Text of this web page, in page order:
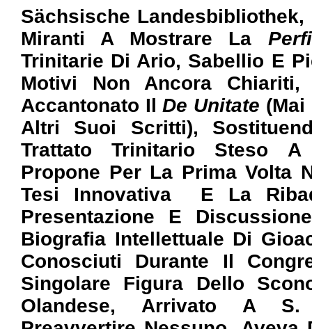
Sächsische Landesbibliothek,
Miranti A Mostrare La
Trinitarie Di Ario, Sabellio E
Motivi Non Ancora Chiariti,
Accantonato IlDe Unitate (mai
Altri Suoi Scritti),
Trattato Trinitario Steso A
Propone Per La Prima Volta
Tesi Innovativa E La
Presentazione E
Biografia Intellettuale Di
Conosciuti Durante Il
Singolare Figura Dello
Olandese, Arrivato A S.